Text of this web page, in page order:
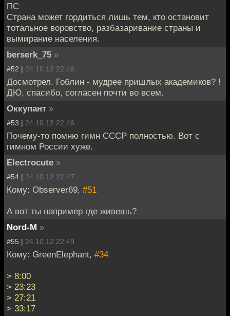
ПС
Страна может гордиться лишь тем, кто остановит
тотальное воровство, разбазаривание страны и
вымирание населения.
berserk_75 »
#52 | 24.10.12 22:46
Досмотрел. Гоблин - мудрее пришлых академиков? !
ДЮ, спасибо, согласен почти во всем.
Оккупант »
#53 | 24.10.12 22:46
Почему-то помню гимн СССР полностью. Вот с
гимном России хуже.
Electrocute »
#54 | 24.10.12 22:47
Кому: Observer69, #51
А вот ты например где живешь?
Nord-M »
#55 | 24.10.12 22:49
Кому: GreenElephant, #34
> 8:00
> 23:23
> 27:21
> 33:17